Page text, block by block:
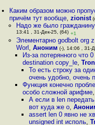
Каким образом можно
причём тут вообще,zionist
Надо же было
13:41 , 31-Дек-25, (64) +1
Элементарно godbolt org
Worl , Аноним (-), 14:06 , 31-
Из-за потерянного что
destination copy_le,
То есть строку за
очень удобно, очень
Функция конечно
особо сложной арифме,
А если в len
вот куда же о,
assert len 0 явно не
unsigned int исполь,